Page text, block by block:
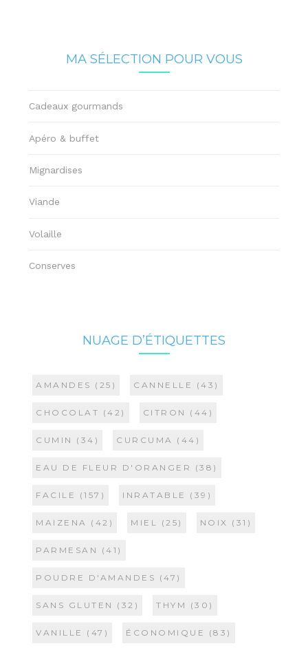
MA SÉLECTION POUR VOUS
Cadeaux gourmands
Apéro & buffet
Mignardises
Viande
Volaille
Conserves
NUAGE D’ÉTIQUETTES
AMANDES (25) CANNELLE (43)
CHOCOLAT (42) CITRON (44)
CUMIN (34) CURCUMA (44)
EAU DE FLEUR D'ORANGER (38)
FACILE (157) INRATABLE (39)
MAIZENA (42) MIEL (25) NOIX (31)
PARMESAN (41)
POUDRE D'AMANDES (47)
SANS GLUTEN (32) THYM (30)
VANILLE (47) ÉCONOMIQUE (83)